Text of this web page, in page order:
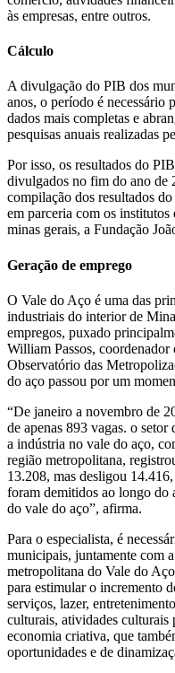
às empresas, entre outros.
Cálculo
A divulgação do PIB dos
anos, o período é necessário
dados mais completas e
pesquisas anuais realizadas
Por isso, os resultados do
divulgados no fim do ano de
compilação dos resultados
em parceria com os institutos
minas gerais, a Fundação
Geração de emprego
O Vale do Aço é uma das
industriais do interior de
empregos, puxado
William Passos, coordenador
Observatório das
do aço passou por um
“De janeiro a novembro de
de apenas 893 vagas. o
a indústria no vale do aço,
região metropolitana,
13.208, mas desligou
foram demitidos ao longo do
do vale do aço”, afirma.
Para o especialista, é
municipais, juntamente com
metropolitana do Vale do
para estimular o incremento
serviços, lazer,
culturais, atividades culturais
economia criativa, que
oportunidades e de